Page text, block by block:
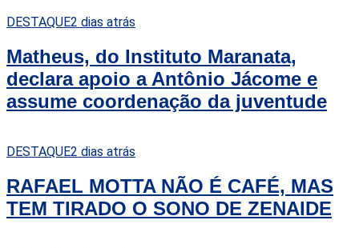
DESTAQUE2 dias atrás
Matheus, do Instituto Maranata,
declara apoio a Antônio Jácome e
assume coordenação da juventude
DESTAQUE2 dias atrás
RAFAEL MOTTA NÃO É CAFÉ, MAS
TEM TIRADO O SONO DE ZENAIDE